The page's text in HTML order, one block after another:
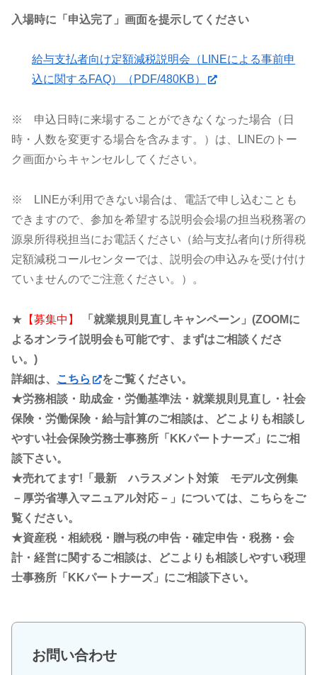
入場時に「申込完了」画面を提示してください
給与支払者向け定額減税説明会（LINEによる事前申
込に関するFAQ）（PDF/480KB）
※ 申込日時に来場することができなくなった場合（日
時・人数を変更する場合を含みます。）は、LINEのトー
ク画面からキャンセルしてください。
※ LINEが利用できない場合は、電話で申し込むことも
できますので、参加を希望する説明会会場の担当税務署の
源泉所得税担当にお電話ください（給与支払者向け所得税
定額減税コールセンターでは、説明会の申込みを受け付け
ていませんのでご注意ください。）。
★ 【募集中】
「就業規則見直しキャンペーン」(ZOOMに
よるオンライ説明会も可能です、まずはご相談くださ
い。)
詳細は、
こちら
をご覧ください。
★労務相談・助成金・労働基準法・就業規則見直し・社会
保険・労働保険・給与計算のご相談は、どこよりも相談し
やすい社会保険労務士事務所「KKパートナーズ」にご相
談下さい。
★売れてます!「最新 ハラスメント対策 モデル文例集
－厚労省導入マニュアル対応－」については、こちらをご
覧ください。
★資産税・相続税・贈与税の申告・確定申告・税務・会
計・経営に関するご相談は、どこよりも相談しやすい税理
士事務所「KKパートナーズ」にご相談下さい。
お問い合わせ